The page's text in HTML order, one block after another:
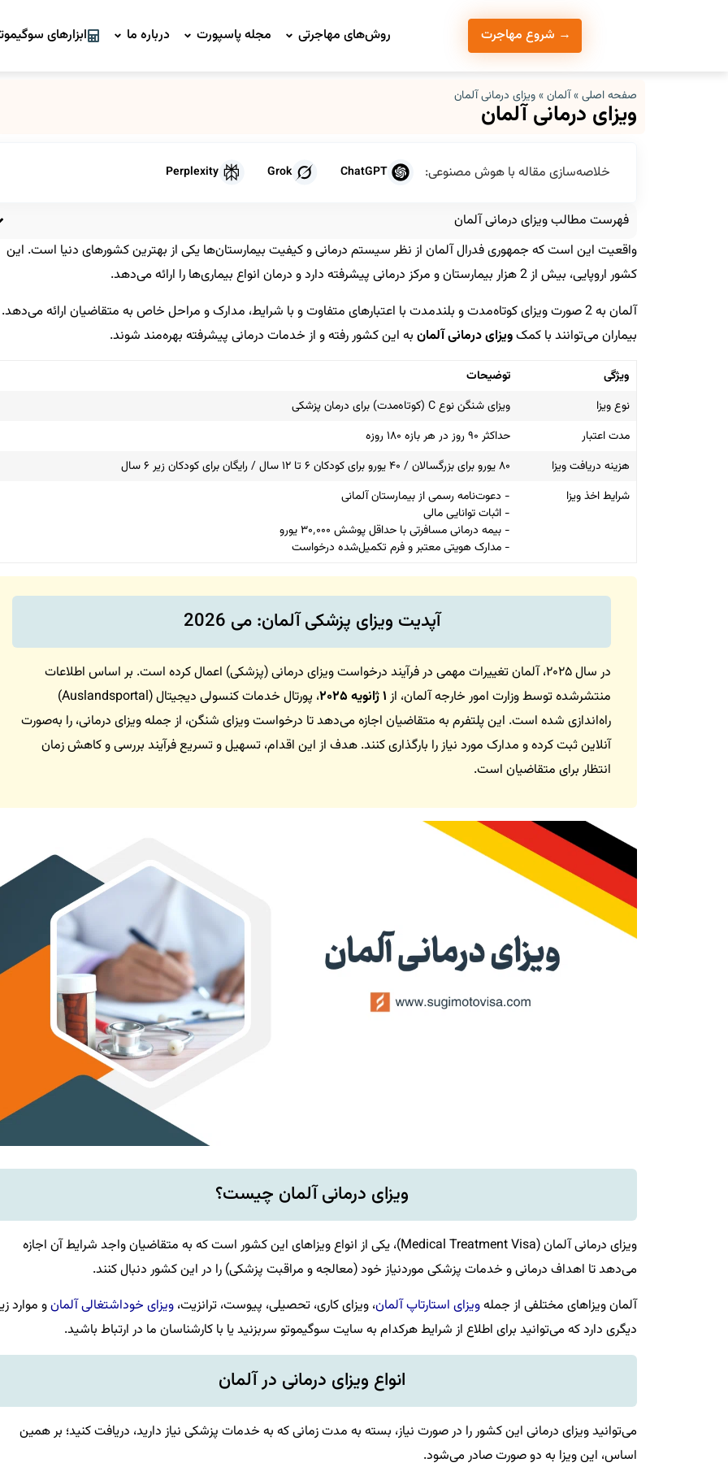
روش‌های مهاجرتی مجله پاسپورت درباره ما ابزارهای → شروع مهاجرت
صفحه اصلی»آلمان»ویزای درمانی آلمان
ویزای درمانی آلمان
خلاصه‌سازی مقاله با هوش مصنوعی: ChatGPT
Grok
Perplexity
فهرست مطالب ویزای درمانی آلمان
واقعیت این است که جمهوری فدرال آلمان از نظر سیستم درمانی و کیفیت بیمارستان‌ها یکی از بهترین کشورهای دنیا است. این
کشور اروپایی، بیش از 2 هزار بیمارستان و مرکز درمانی پیشرفته دارد و درمان انواع بیماری‌ها را ارائه می‌دهد.
آلمان به 2 صورت ویزای کوتاه‌مدت و بلندمدت با اعتبارهای متفاوت و با شرایط، مدارک و مراحل خاص به متقاضیان ارائه می‌دهد.
بیماران می‌توانند با کمکویزای درمانی آلمان به این کشور رفته و از خدمات درمانی پیشرفته بهره‌مند شوند.
ویژگی
توضیحات
نوع ویزا
ویزای شنگن نوع C (کوتاه‌مدت) برای درمان پزشکی
مدت اعتبار
حداکثر ۹۰ روز در هر بازه ۱۸۰ روزه
هزینه دریافت ویزا
۸۰ یورو برای بزرگسالان / ۴۰ یورو برای کودکان ۶ تا ۱۲ سال / رایگان برای کودکان زیر ۶ سال
شرایط اخذ ویزا
- دعوت‌نامه رسمی از بیمارستان آلمانی
- اثبات توانایی مالی
- بیمه درمانی مسافرتی با حداقل پوشش ۳۰٬۰۰۰ یورو
- مدارک هویتی معتبر و فرم تکمیل‌شده درخواست
آپدیت ویزای پزشکی آلمان: می 2026
در سال ۲۰۲۵، آلمان تغییرات مهمی در فرآیند درخواست ویزای درمانی (پزشکی) اعمال کرده است. بر اساس اطلاعات
منتشرشده توسط وزارت امور خارجه آلمان، از ۱ ژانویه ۲۰۲۵
، پورتال خدمات کنسولی دیجیتال (Auslandsportal)
راه‌اندازی شده است. این پلتفرم به متقاضیان اجازه می‌دهد تا درخواست ویزای شنگن، از جمله ویزای درمانی، را به‌صورت
آنلاین ثبت کرده و مدارک مورد نیاز را بارگذاری کنند. هدف از این اقدام، تسهیل و تسریع فرآیند بررسی و کاهش زمان
انتظار برای متقاضیان است.
ویزای درمانی آلمان چیست؟
ویزای درمانی آلمان (Medical Treatment Visa)، یکی از انواع ویزاهای این کشور است که به متقاضیان واجد شرایط آن اجازه
می‌دهد تا اهداف درمانی و خدمات پزشکی موردنیاز خود (معالجه و مراقبت پزشکی) را در این کشور دنبال کنند.
آلمان ویزاهای مختلفی از جملهویزای استارتاپ آلمان، ویزای کاری، تحصیلی، پیوست، ترانزیت، ویزای خوداشتغالی آلمانو موارد
دیگری دارد که می‌توانید برای اطلاع از شرایط هرکدام به سایت سوگیموتو سربزنید یا با کارشناسان ما در ارتباط باشید.
انواع ویزای درمانی در آلمان
می‌توانید ویزای درمانی این کشور را در صورت نیاز، بسته به مدت زمانی که به خدمات پزشکی نیاز دارید، دریافت کنید؛ بر همین
اساس، این ویزا به دو صورت صادر می‌شود.